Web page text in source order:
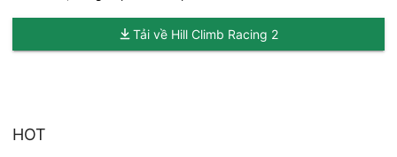
Tải về Hill Climb Racing 2
HOT